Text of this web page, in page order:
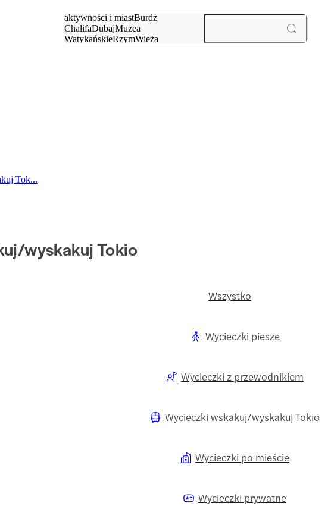
aktywności i miastBurdż
ChalifaDubajMuzea
WatykańskieRzymWieża
Tok...
wyskakuj Tokio
Wszystko
Wycieczki piesze
Wycieczki z przewodnikiem
Wycieczki wskakuj/wyskakuj Tokio
Wycieczki po mieście
Wycieczki prywatne